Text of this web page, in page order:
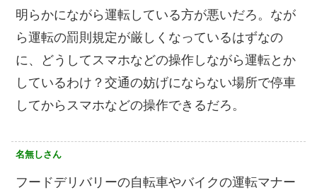
明らかにながら運転している方が悪いだろ。なが
ら運転の罰則規定が厳しくなっているはずなの
に、どうしてスマホなどの操作しながら運転とか
しているわけ？交通の妨げにならない場所で停車
してからスマホなどの操作できるだろ。
名無しさん
フードデリバリーの自転車やバイクの運転マナー